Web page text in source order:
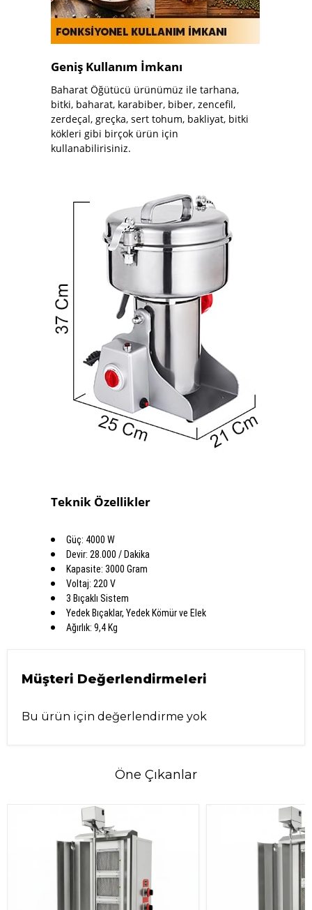
Geniş Kullanım İmkanı
Baharat Öğütücü ürünümüz ile tarhana,
bitki, baharat, karabiber, biber, zencefil,
zerdeçal, greçka, sert tohum, bakliyat, bitki
kökleri gibi birçok ürün için
kullanabilirisiniz.
Teknik Özellikler
Güç: 4000 W
Devir: 28.000 / Dakika
Kapasite: 3000 Gram
Voltaj: 220 V
3 Bıçaklı Sistem
Yedek Bıçaklar, Yedek Kömür ve Elek
Ağırlık: 9,4 Kg
Müşteri Değerlendirmeleri
Bu ürün için değerlendirme yok
Öne Çıkanlar